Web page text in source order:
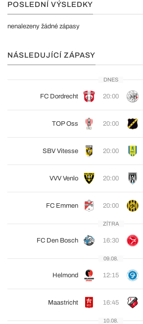
POSLEDNÍ VÝSLEDKY
nenalezeny žádné zápasy
NÁSLEDUJÍCÍ ZÁPASY
DNES
FC Dordrecht 20:00
TOP Oss 20:00
SBV Vitesse 20:00
VVV Venlo 20:00
FC Emmen 20:00
ZÍTRA
FC Den Bosch 16:30
09.08.
Helmond 12:15
Maastricht 16:45
10.08.